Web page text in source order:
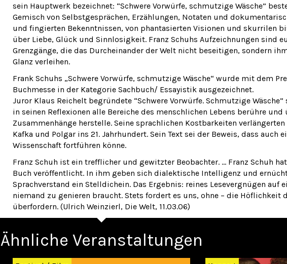
sein Hauptwerk bezeichnet: “Schwere Vorwürfe, schmutzige Wäsche”
Gemisch von Selbstgesprächen, Erzählungen, Notaten und
und fingierten Bekenntnissen, von phantasierten Visionen und skurrilen
über Liebe, Glück und Sinnlosigkeit. Franz Schuhs Aufzeichnungen sind
Grenzgänge, die das Durcheinander der Welt nicht beseitigen, sondern
Glanz verleihen.
Frank Schuhs „Schwere Vorwürfe, schmutzige Wäsche“ wurde mit dem
Buchmesse in der Kategorie Sachbuch/ Essayistik ausgezeichnet.
Juror Klaus Reichelt begründete “Schwere Vorwürfe. Schmutzige Wäsche”
in seinen Reflexionen alle Bereiche des menschlichen Lebens berühre und
Zusammenhänge herstelle. Seine sprachlichen Kostbarkeiten
Kafka und Polgar ins 21. Jahrhundert. Sein Text sei der Beweis, dass auch
Wissenschaft fortführen könne.
Franz Schuh ist ein trefflicher und gewitzter Beobachter. … Franz Schuh
Buch veröffentlicht. In ihm geben sich dialektische Intelligenz und
Sprachverstand ein Stelldichein. Das Ergebnis: reines Lesevergnügen auf
niemand zu genieren braucht. Stets fordert es uns, ohne – die Höflichkeit
überfordern. (Ulrich Weinzierl, Die Welt, 11.03.06)
Ähnliche Veranstaltungen